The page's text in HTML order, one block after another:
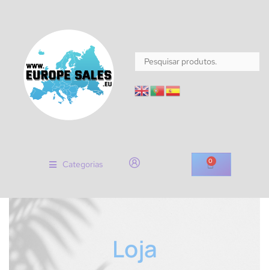
Categorias 0
Loja